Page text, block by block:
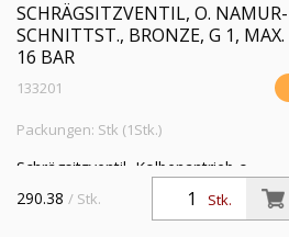
SCHRÄGSITZVENTIL, O. NAMUR-
SCHNITTST., BRONZE, G 1, MAX.
16 BAR
133201
Packungen: Stk (1Stk.)
Schrägsitzventil, Kolbenantrieb o.
NAMUR-Schnittstelle, Bronze,
Mediumstemp. -10°C bis 180°C, G 1,
Stk.
290.38 / Stk.